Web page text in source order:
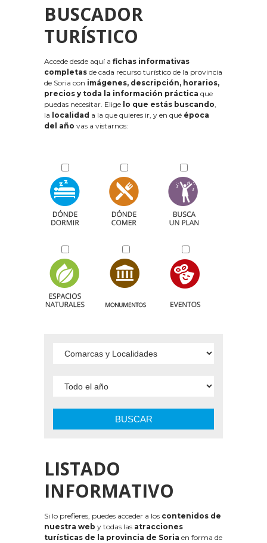
BUSCADOR
TURÍSTICO
Accede desde aquí a fichas informativas
completas de cada recurso turístico de la provincia
de Soria con imágenes, descripción, horarios,
precios y toda la información práctica que
puedas necesitar. Elige lo que estás buscando,
la localidad a la que quieres ir, y en qué época
del año vas a vistarnos:
BUSCAR
LISTADO
INFORMATIVO
Si lo prefieres, puedes acceder a los contenidos de
nuestra web y todas las atracciones
turísticas de la provincia de Soria en forma de